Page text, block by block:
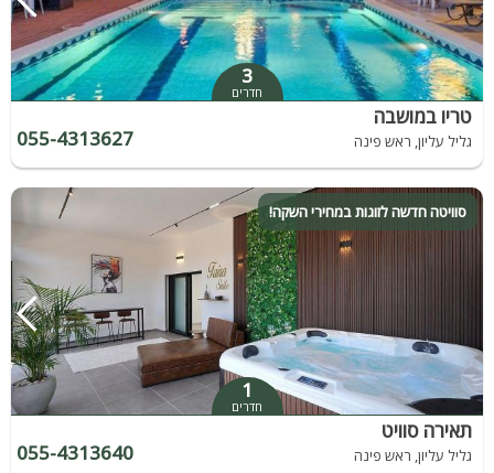
3
חדרים
טריו במושבה
גליל עליון, ראש פינה 055-4313627
סוויטה חדשה לזוגות במחירי השקה!
1
חדרים
תאירה סוויט
גליל עליון, ראש פינה 055-4313640